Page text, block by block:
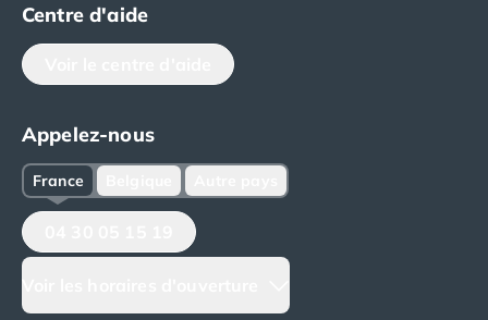
Centre d'aide
Appelez-nous
France